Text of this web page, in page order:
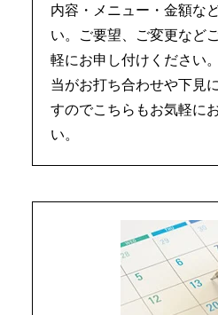
内容・メニュー・金額な
い。ご要望、ご変更など
軽にお申し付けください
当がお打ち合わせや下見
すのでこちらもお気軽に
い。